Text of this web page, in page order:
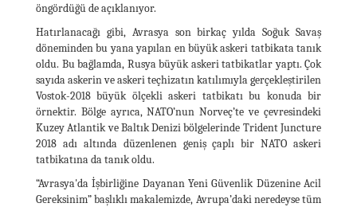
öngördüğü de açıklanıyor.
Hatırlanacağı gibi, Avrasya son birkaç yılda Soğuk Savaş
döneminden bu yana yapılan en büyük askeri tatbikata tanık
oldu. Bu bağlamda, Rusya büyük askeri tatbikatlar yaptı. Çok
sayıda askerin ve askeri teçhizatın katılımıyla gerçekleştirilen
Vostok-2018 büyük ölçekli askeri tatbikatı bu konuda bir
örnektir. Bölge ayrıca, NATO’nun Norveç’te ve çevresindeki
Kuzey Atlantik ve Baltık Denizi bölgelerinde Trident Juncture
2018 adı altında düzenlenen geniş çaplı bir NATO askeri
tatbikatına da tanık oldu.
“Avrasya'da İşbirliğine Dayanan Yeni Güvenlik Düzenine Acil
Gereksinim” başlıklı makalemizde, Avrupa’daki neredeyse tüm